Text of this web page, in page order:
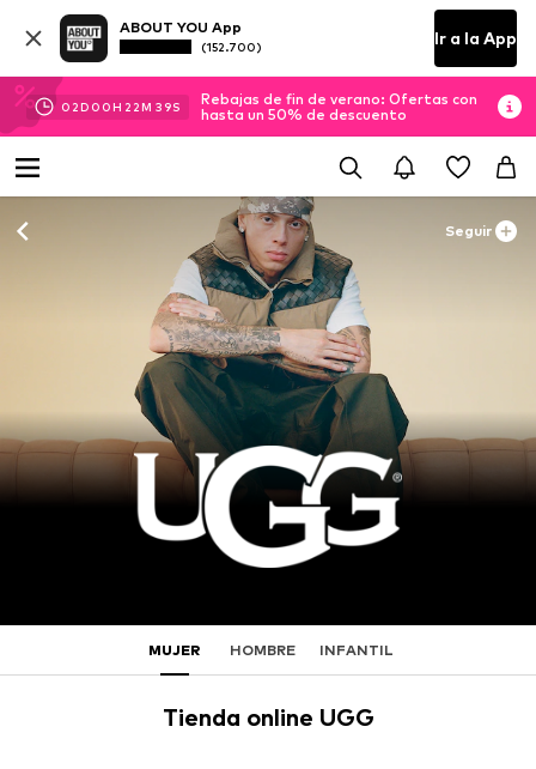
ABOUT YOU App
(152.700) Ir a la App
02D 00H 22M 38S
Rebajas de fin de verano: Ofertas con
hasta un 50% de descuento
Seguir
MUJER HOMBRE INFANTIL
Tienda online UGG